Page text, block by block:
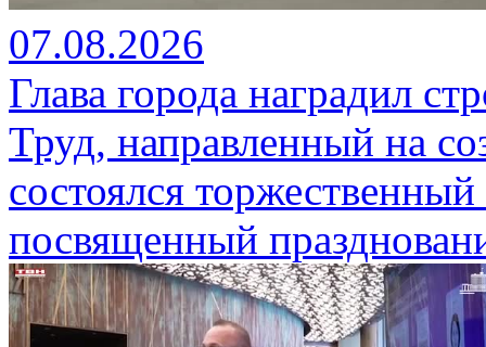
07.08.2026
Глава города наградил
Труд, направленный на
состоялся
посвященный